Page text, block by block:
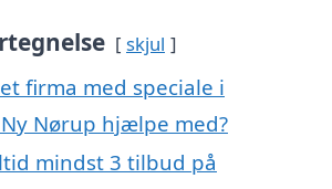
skjul
firma med speciale i
Nørup hjælpe med?
mindst 3 tilbud på